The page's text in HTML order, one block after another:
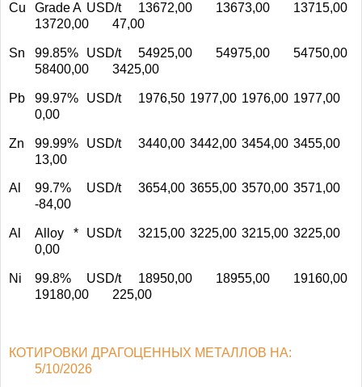
Cu Grade A USD/t 13672,00 13673,00
13715,00
13720,00
47,00
Sn 99.85% USD/t 54925,00 54975,00
54750,00
58400,00
3425,00
Pb 99.97% USD/t 1976,50 1977,00 1976,00 1977,00
0,00
Zn 99.99% USD/t 3440,00 3442,00 3454,00 3455,00
13,00
Al 99.7% USD/t 3654,00 3655,00 3570,00 3571,00
-84,00
Al Alloy * USD/t 3215,00 3225,00 3215,00 3225,00
0,00
Ni 99.8% USD/t 18950,00 18955,00
19160,00
19180,00
225,00
КОТИРОВКИ ДРАГОЦЕННЫХ МЕТАЛЛОВ НА:
5/10/2026